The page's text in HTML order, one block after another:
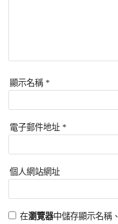
顯示名稱 *
電子郵件地址 *
個人網站網址
在瀏覽器中儲存顯示名稱